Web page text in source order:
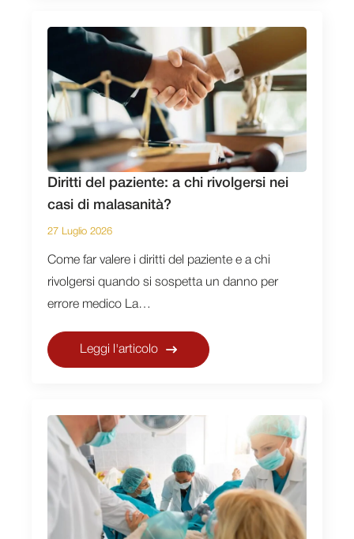
Diritti del paziente: a chi rivolgersi nei
casi di malasanità?
27 Luglio 2026
Come far valere i diritti del paziente e a chi
rivolgersi quando si sospetta un danno per
errore medico La…
Leggi l'articolo